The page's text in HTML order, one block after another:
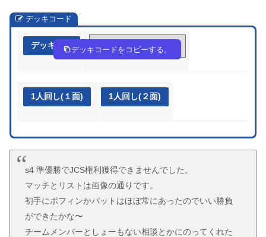
デッキコード
デッキ作成 kbb5FF-bKd0Vj-fFkF5F
デッキコードをコピーする。
1人回し(１面) 1人回し(２面)
s4 準優勝でJCS権利獲得できませんでした。
マッチとリストは画像の通りです。
初手にポフィンかパットはほぼ常にあったのでいい勝負
ができたかな〜
チームメンバーとしょーもない相談とかにのってくれた